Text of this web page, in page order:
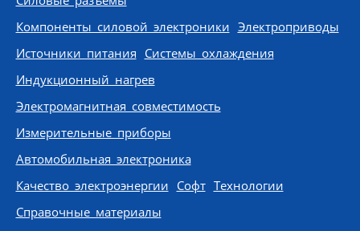
Компоненты силовой электроники Электроприводы
Источники питания Системы охлаждения
Индукционный нагрев
Электромагнитная совместимость
Измерительные приборы
Автомобильная электроника
Качество электроэнергии Софт Технологии
Справочные материалы